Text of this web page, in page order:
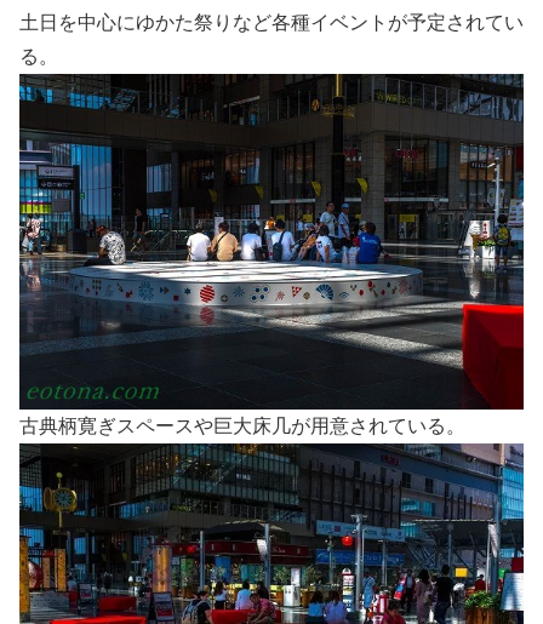
土日を中心にゆかた祭りなど各種イベントが予定されてい
る。
古典柄寛ぎスペースや巨大床几が用意されている。